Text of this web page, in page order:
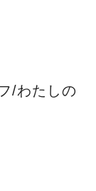
/わたしの